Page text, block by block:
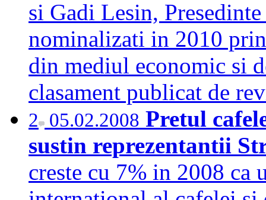
si Gadi Lesin,
nominalizati in 2010
din mediul economic si
clasament publicat de
2 05.02.2008 Pretul
sustin reprezentantii
creste cu 7% in 2008 ca